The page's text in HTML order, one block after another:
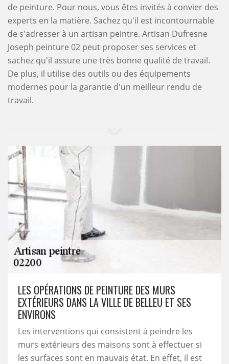
de peinture. Pour nous, vous êtes invités à convier des
experts en la matière. Sachez qu'il est incontournable
de s'adresser à un artisan peintre. Artisan Dufresne
Joseph peinture 02 peut proposer ses services et
sachez qu'il assure une très bonne qualité de travail.
De plus, il utilise des outils ou des équipements
modernes pour la garantie d'un meilleur rendu de
travail.
LES OPÉRATIONS DE PEINTURE DES MURS
EXTÉRIEURS DANS LA VILLE DE BELLEU ET SES
ENVIRONS
Les interventions qui consistent à peindre les
murs extérieurs des maisons sont à effectuer si
les surfaces sont en mauvais état. En effet, il est